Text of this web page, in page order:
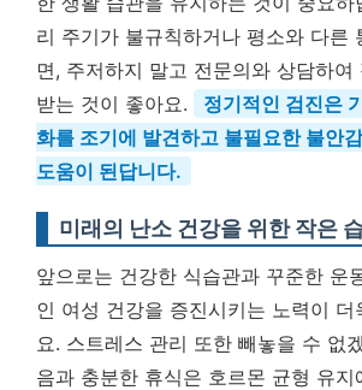
리 주기가 불규칙하거나 평소와 다른
면, 주저하지 말고 전문의와 상담하여
받는 것이 좋아요.
정기적인 검진은
화를 조기에 발견하고 불필요한 불안
도움이 된답니다.
미래의 난소 건강을 위한 작은
앞으로는 건강한 식습관과 꾸준한 운
인 여성 건강을 증진시키는 노력이 더
요. 스트레스 관리 또한 빼놓을 수 없
음과 충분한 휴식은 호르몬 균형 유지